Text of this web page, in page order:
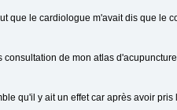
que le cardiologue m'avait dis que le
consultation de mon atlas
qu'il y ait un effet car après avoir